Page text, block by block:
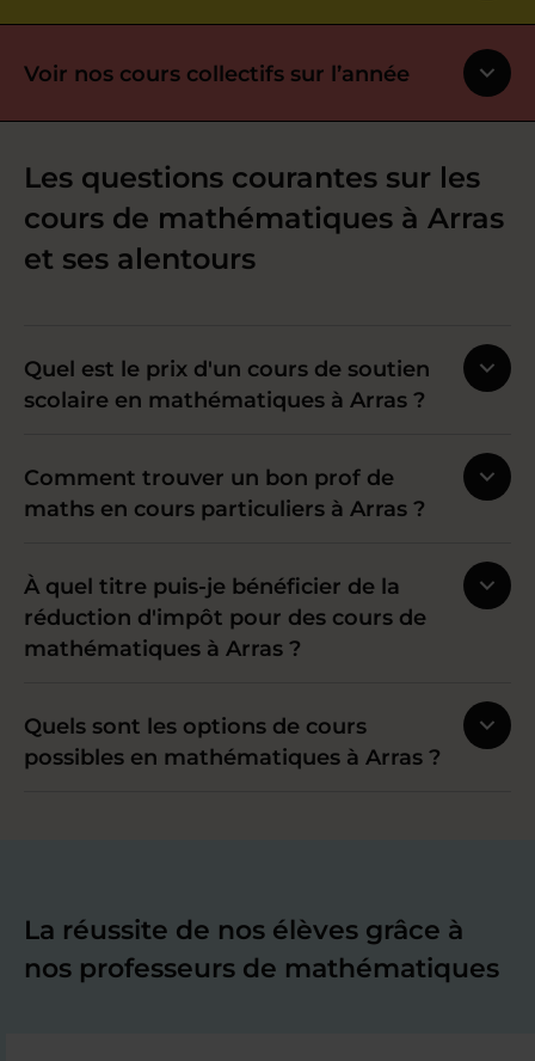
Voir nos cours collectifs sur l’année
Les questions courantes sur les
cours de mathématiques à Arras
et ses alentours
Quel est le prix d'un cours de soutien
scolaire en mathématiques à Arras ?
Comment trouver un bon prof de
maths en cours particuliers à Arras ?
À quel titre puis-je bénéficier de la
réduction d'impôt pour des cours de
mathématiques à Arras ?
Quels sont les options de cours
possibles en mathématiques à Arras ?
La réussite de nos élèves grâce à
nos professeurs de mathématiques